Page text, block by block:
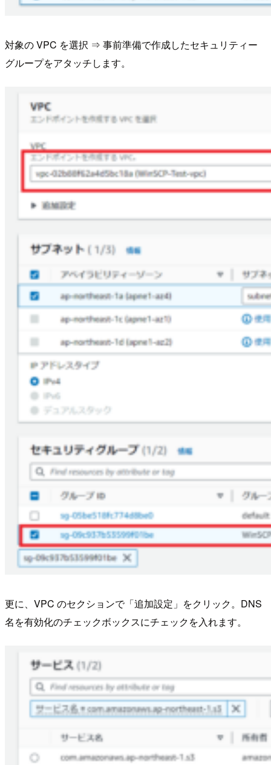
対象の VPC を選択 ⇒ 事前準備で作成したセキュリティー
グループをアタッチします。
更に、VPC のセクションで「追加設定」をクリック。DNS
名を有効化のチェックボックスにチェックを入れます。